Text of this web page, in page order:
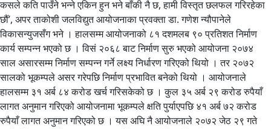
कसले कति पाउँने भन्ने एकिन हुन भने बाँकी नै छ, हामी विस्तृत छलफल गरिरहेका
छौं’, अपर ताकोशी जलविद्युत आयोजनाका प्रवक्ता डा. गणेश न्यौपानेले
विकासन्युजसँग भने । हालसम्म आयोजनाको ८१ दशमलब ९० प्रतिशत निर्माण
कार्य सम्पन्न भएको छ । विसं २०६८ बाट निर्माण सुरु भएको आयोजना २०७४
साल असारसम्म निर्माण सम्पन्न गर्ने लक्ष्य निर्धारण गरिएको थियो । तर २०७२
सालको भूकम्पले असर गरेपछि निर्माण प्रभावित बनेको थियो । आयोजनाले
हालसम्म ३१ अर्ब ८४ करोड खर्च गरिसकेको छ । कुल ३५ अर्ब २९ करोड रुपैयाँ
लागत अनुमान गरिएको आयोजनामा भूकम्पले क्षति पुर्याएपछि ४१ अर्ब ७२ करोड
रुपैयाँ लागत अनुमान गरिएको छ । यस अघि नै आयोजनाले २०७२ जेठ २९ गते